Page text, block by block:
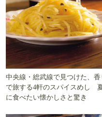
中央線・総武線で見つけた、香
で旅する4軒のスパイスめし
に食べたい懐かしさと驚き